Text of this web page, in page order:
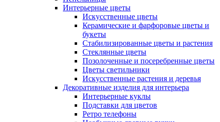
Интерьерные цветы
Искусственные цветы
Керамические и фарфоровые цветы и
букеты
Стабилизированные цветы и растения
Стеклянные цветы
Позолоченные и посеребренные цветы
Цветы светильники
Искусственные растения и деревья
Декоративные изделия для интерьера
Интерьерные куклы
Подставки для цветов
Ретро телефоны